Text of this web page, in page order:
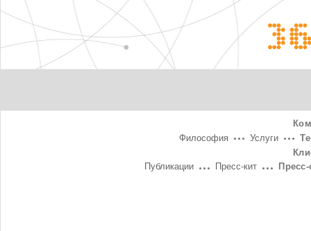
Услуги
Философия
Пресс-кит
Публикации